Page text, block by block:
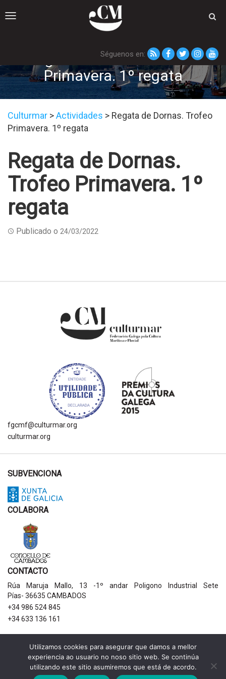
Toggle
Séguenos en:
Regata de Dornas. Trofeo
Primavera. 1º regata
Culturmar >Actividades > Regata de Dornas. Trofeo
Primavera. 1º regata
Regata de Dornas.
Trofeo Primavera. 1º
regata
Publicado o 24/03/2022
fgcmf@culturmar.org
culturmar.org
SUBVENCIONA
COLABORA
CONTACTO
Rúa Maruja Mallo, 13 -1º andar Poligono Industrial Sete
Pías- 36635 CAMBADOS
+34 986 524 845
+34 633 136 161
AVISOS LEGAIS
Política de privacidade
Aviso legal
Utilizamos cookies para asegurar que damos a mellor
experiencia ao usuario no noso sitio web. Se continúa
utilizando este sitio asumiremos que está de acordo.